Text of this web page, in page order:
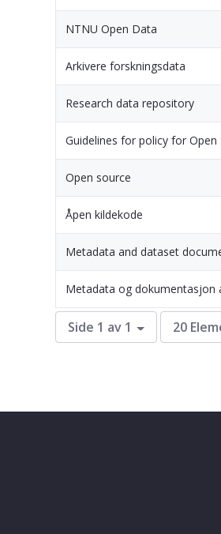
NTNU Open Data
Arkivere forskningsdata
Research data repository
Guidelines for policy for Open
Open source
Åpen kildekode
Metadata and dataset
Metadata og dokumentasjon
Side 1 av 1 20